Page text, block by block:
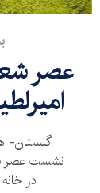
عصر
گلستان-
نشست عصر
در